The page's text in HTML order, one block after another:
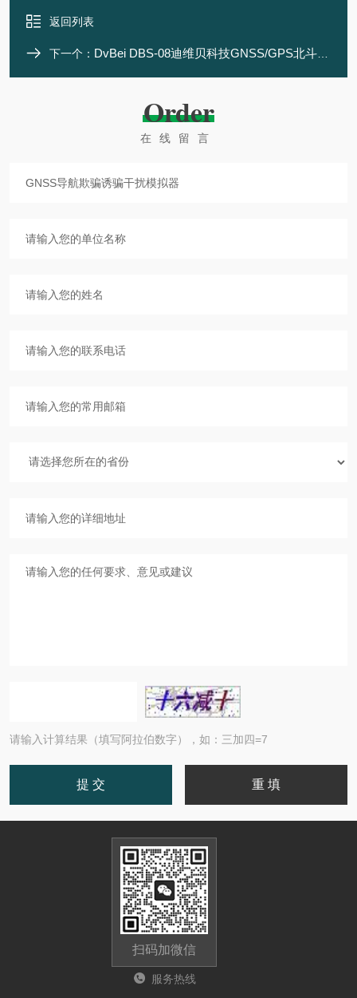
返回列表
下一个： DvBei DBS-08迪维贝科技GNSS/GPS北斗导航信号模拟器
Order
在线留言
请输入计算结果（填写阿拉伯数字），如：三加四=7
扫码加微信
服务热线